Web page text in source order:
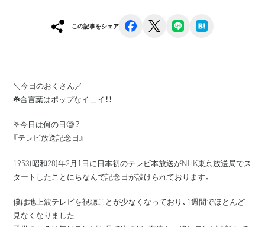
この記事をシェア facebook line
＼今日のおくさん／
☘️合言葉はポップなイェイ！！
𖤐今日は何の日🧐？
『テレビ放送記念日』
1953(昭和28)年2月1日に日本初のテレビ本放送がNHK東京放送局でス
タートしたことにちなんで記念日が設けられております。
僕は地上波テレビを視聴ことが少なくなっており、1週間でほとんど
見なくなりました